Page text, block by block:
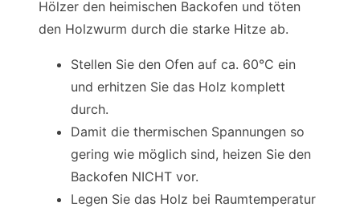
Hölzer den heimischen Backofen und töten
den Holzwurm durch die starke Hitze ab.
Stellen Sie den Ofen auf ca. 60°C ein
und erhitzen Sie das Holz komplett
durch.
Damit die thermischen Spannungen so
gering wie möglich sind, heizen Sie den
Backofen NICHT vor.
Legen Sie das Holz bei Raumtemperatur